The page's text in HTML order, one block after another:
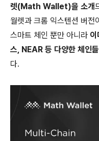
렛(Math Wallet)을 소개
월렛과 크롬 익스텐션 버전
스마트 체인 뿐만 아니라
스, NEAR 등 다양한 체인
다.